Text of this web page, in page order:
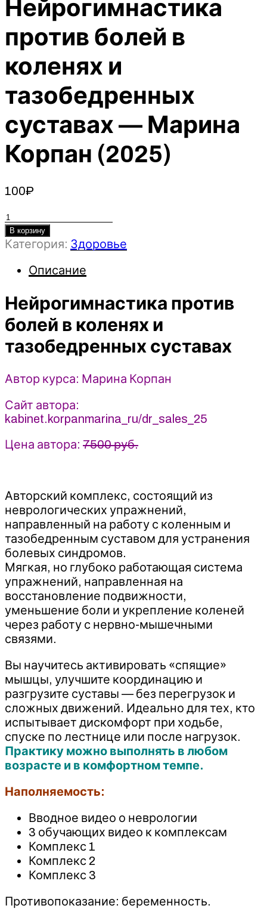
Нейрогимнастика
против болей в
коленях и
тазобедренных
суставах — Марина
Корпан (2025)
100₽
Количество
товара
Нейрогимнастика
болей
коленях
и
тазобедренных
суставах
Марина
Корпан
(2025)
В корзину
Категория: Здоровье
Описание
Нейрогимнастика против
болей в коленях и
тазобедренных суставах
Автор курса: Марина Корпан
Сайт автора:
kabinet.korpanmarina_ru/dr_sales_25
Цена автора: 7500 руб.
Авторский комплекс, состоящий из
неврологических упражнений,
направленный на работу с коленным и
тазобедренным суставом для устранения
болевых синдромов.
Мягкая, но глубоко работающая система
упражнений, направленная на
восстановление подвижности,
уменьшение боли и укрепление коленей
через работу с нервно-мышечными
связями.
Вы научитесь активировать «спящие»
мышцы, улучшите координацию и
разгрузите суставы — без перегрузок и
сложных движений. Идеально для тех, кто
испытывает дискомфорт при ходьбе,
спуске по лестнице или после нагрузок.
Практику можно выполнять в любом
возрасте и в комфортном темпе.
Наполняемость:
Вводное видео о неврологии
3 обучающих видео к комплексам
Комплекс 1
Комплекс 2
Комплекс 3
Противопоказание: беременность.